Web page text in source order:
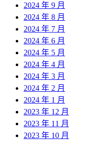
2024 年 9 月
2024 年 8 月
2024 年 7 月
2024 年 6 月
2024 年 5 月
2024 年 4 月
2024 年 3 月
2024 年 2 月
2024 年 1 月
2023 年 12 月
2023 年 11 月
2023 年 10 月